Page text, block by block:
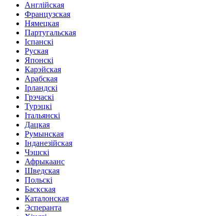
Англійская
Французская
Нямецкая
Партугальская
Іспанскі
Руская
Японскі
Карэйская
Арабская
Ірландскі
Грэчаскі
Турэцкі
Італьянскі
Дацкая
Румынская
Інданезійская
Чэшскі
Афрыкаанс
Шведская
Польскі
Баскская
Каталонская
Эсперанта